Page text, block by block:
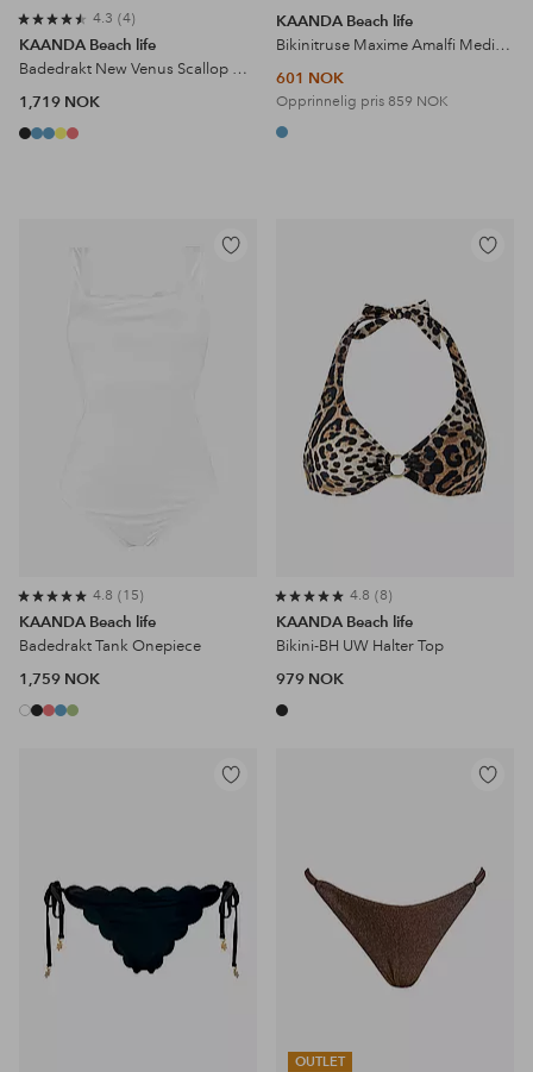
4.3 4
KAANDA Beach life
Badedrakt New Venus Scallop Over One Shoulder Onepiece
1,719 NOK
KAANDA Beach life
Bikinitruse Maxime Amalfi Medium High Cut Hipster Bottom
601 NOK
Opprinnelig pris 859 NOK
Legg
4.8 15
KAANDA Beach life
Badedrakt Tank Onepiece
1,759 NOK
Legg
4.8 8
KAANDA Beach life
Bikini-BH UW Halter Top
979 NOK
Legg
OUTLET
Legg